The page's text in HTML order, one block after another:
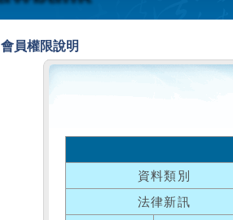
會員權限說明
資料類別
法律新訊